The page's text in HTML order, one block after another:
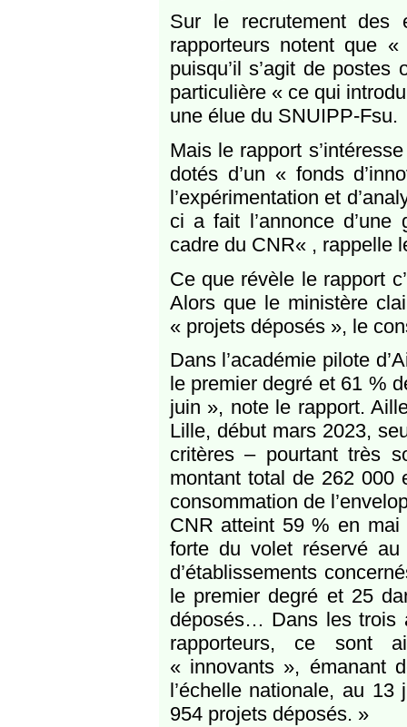
Sur le recrutement des
rapporteurs notent que
puisqu’il s’agit de
particulière « ce qui
une élue du SNUIPP-Fsu.
Mais le rapport
dotés d’un « fonds
l’expérimentation et
ci a fait l’annonce d’une
cadre du CNR« , rappelle
Ce que révèle le rapport
Alors que le ministère
« projets déposés », le
Dans l’académie pilote
le premier degré et 61 %
juin », note le rapport.
Lille, début mars 2023,
critères – pourtant très
montant total de 262 000
consommation de
CNR atteint 59 % en mai
forte du volet réservé
d’établissements
le premier degré et 25
déposés… Dans les trois
rapporteurs, ce sont
« innovants », émanant
l’échelle nationale, au
954 projets déposés. »